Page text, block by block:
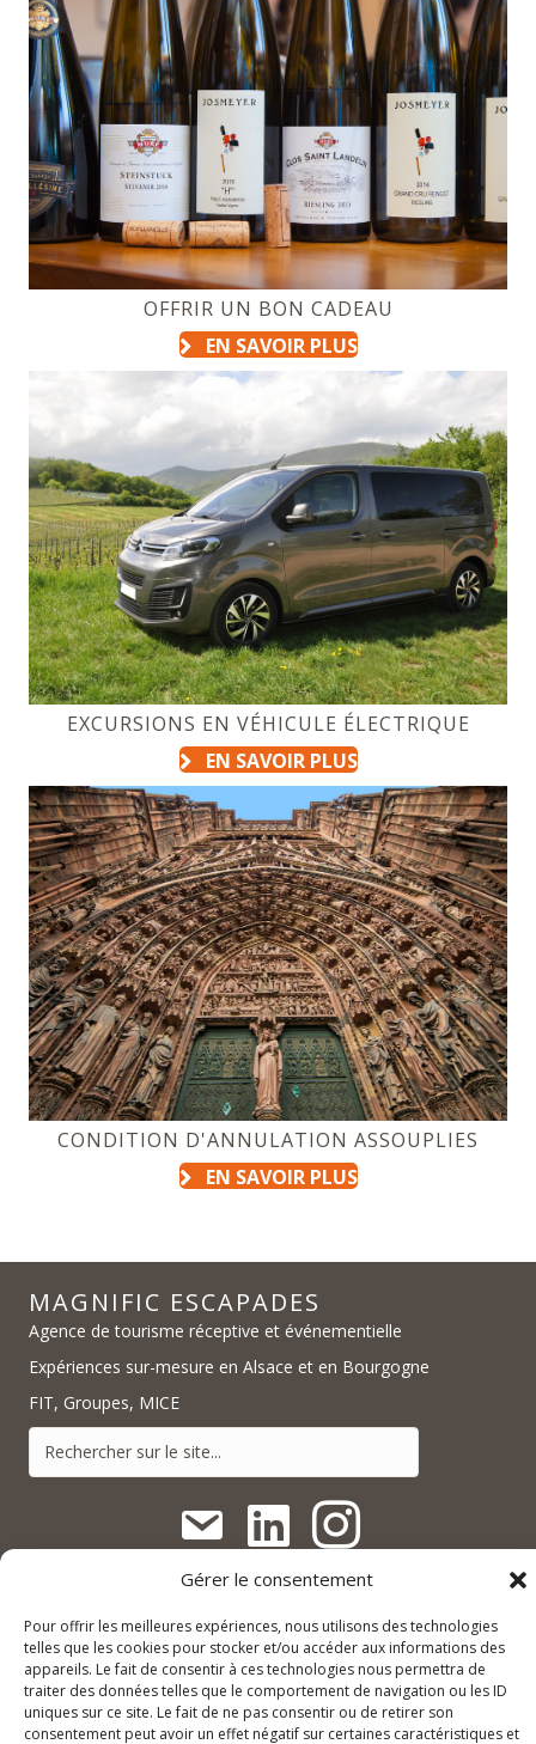
Gérer le consentement
Pour offrir les meilleures expériences, nous utilisons des technologies
telles que les cookies pour stocker et/ou accéder aux informations des
appareils. Le fait de consentir à ces technologies nous permettra de
traiter des données telles que le comportement de navigation ou les ID
uniques sur ce site. Le fait de ne pas consentir ou de retirer son
consentement peut avoir un effet négatif sur certaines caractéristiques et
OFFRIR UN BON CADEAU
EN SAVOIR PLUS
EXCURSIONS EN VÉHICULE ÉLECTRIQUE
EN SAVOIR PLUS
CONDITION D'ANNULATION ASSOUPLIES
EN SAVOIR PLUS
MAGNIFIC ESCAPADES
Agence de tourisme réceptive et événementielle
Expériences sur-mesure en Alsace et en Bourgogne
FIT, Groupes, MICE
contact@magnific-escapades.com
contact@magnific-escapades.com
contact@magnific-escapades.com
+33 (0)3 67 47 47 47
contact@magnific-escapades.com
16A rue du Général Baegert | 67210 Obernai, France